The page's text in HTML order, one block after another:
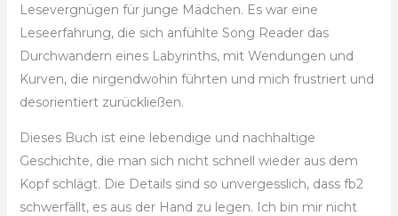
Lesevergnügen für junge Mädchen. Es war eine
Leseerfahrung, die sich anfühlte Song Reader das
Durchwandern eines Labyrinths, mit Wendungen und
Kurven, die nirgendwohin führten und mich frustriert und
desorientiert zurückließen.
Dieses Buch ist eine lebendige und nachhaltige
Geschichte, die man sich nicht schnell wieder aus dem
Kopf schlägt. Die Details sind so unvergesslich, dass fb2
schwerfällt, es aus der Hand zu legen. Ich bin mir nicht